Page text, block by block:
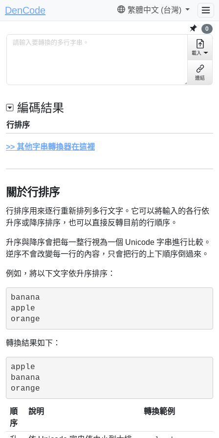
DenCode 繁體中文 (台灣)
0
載入
連結
編碼結果
行排序
其他字串轉換器在這裡
關於行排序
行排序用來逐行重新排列多行文字。它可以將輸入的各行依
升序或降序排序，也可以直接反轉目前的行順序。
升序與降序會把每一整行視為一個 Unicode 字串進行比較。
逆序不會改變每一行的內容，只會把行的上下順序倒過來。
例如，將以下文字依升序排序：
banana
apple
轉換結果如下：
apple
banana
順
序
說明 轉換範例